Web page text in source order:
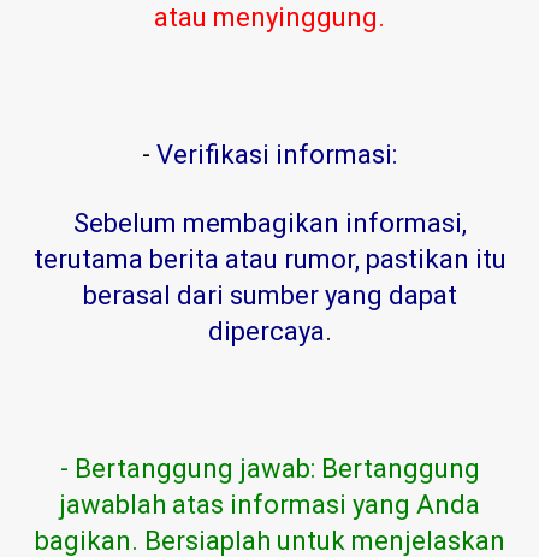
atau menyinggung.
- Verifikasi informasi:
Sebelum membagikan informasi,
terutama berita atau rumor, pastikan itu
berasal dari sumber yang dapat
dipercaya.
- Bertanggung jawab: Bertanggung
jawablah atas informasi yang Anda
bagikan. Bersiaplah untuk menjelaskan